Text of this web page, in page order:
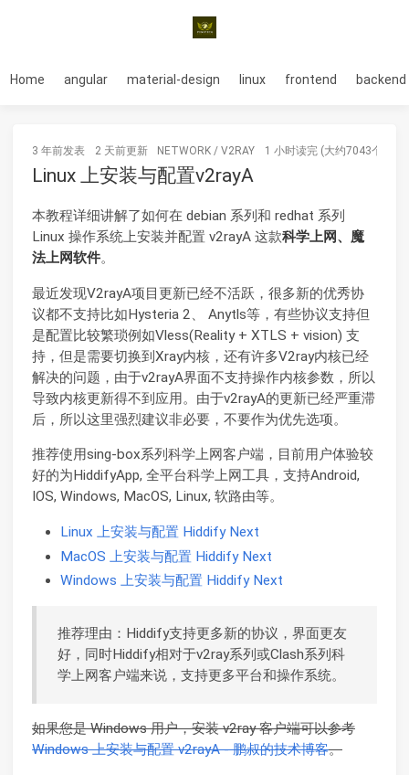
Home angular material-design linux frontend backend
3 年前发表 2 天前更新 NETWORK / V2RAY 1 小时读完 (大约7043个字)
Linux 上安装与配置v2rayA
本教程详细讲解了如何在 debian 系列和 redhat 系列
Linux 操作系统上安装并配置 v2rayA 这款科学上网、魔
法上网软件。
最近发现V2rayA项目更新已经不活跃，很多新的优秀协
议都不支持比如Hysteria 2、 Anytls等，有些协议支持但
是配置比较繁琐例如Vless(Reality + XTLS + vision) 支
持，但是需要切换到Xray内核，还有许多V2ray内核已经
解决的问题，由于v2rayA界面不支持操作内核参数，所以
导致内核更新得不到应用。由于v2rayA的更新已经严重滞
后，所以这里强烈建议非必要，不要作为优先选项。
推荐使用sing-box系列科学上网客户端，目前用户体验较
好的为HiddifyApp, 全平台科学上网工具，支持Android,
IOS, Windows, MacOS, Linux, 软路由等。
Linux 上安装与配置 Hiddify Next
MacOS 上安装与配置 Hiddify Next
Windows 上安装与配置 Hiddify Next
推荐理由：Hiddify支持更多新的协议，界面更友
好，同时Hiddify相对于v2ray系列或Clash系列科
学上网客户端来说，支持更多平台和操作系统。
如果您是 Windows 用户，安装 v2ray 客户端可以参考
Windows 上安装与配置 v2rayA - 鹏叔的技术博客。